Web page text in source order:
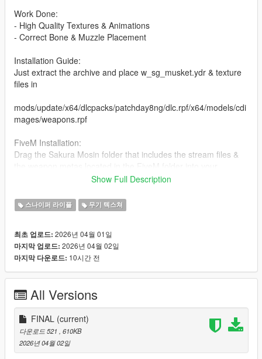
Work Done:
- High Quality Textures & Animations
- Correct Bone & Muzzle Placement
Installation Guide:
Just extract the archive and place w_sg_musket.ydr & texture
files in
mods/update/x64/dlcpacks/patchday8ng/dlc.rpf/x64/models/cdi
mages/weapons.rpf
FiveM Installation:
Drag the Sakura Mosin folder that includes the stream files &
resources and make sure to ensure it in the server.cfg
If you can take pictures with this gun please do and send them
to me, I'll upload here and give credit to you for your work! :)
Credits:
Model - Equinox407
Model Tweaks & Texture's - Fawcet
Disclaimer; Do not re-upload, modify or sell my work, thanks.
Show Full Description
스나이퍼 라이플 무기 텍스쳐
최초 업로드: 2026년 04월 01일
마지막 업로드: 2026년 04월 02일
마지막 다운로드: 10시간 전
All Versions
FINAL (current)
다운로드 521
, 610KB
2026년 04월 02일